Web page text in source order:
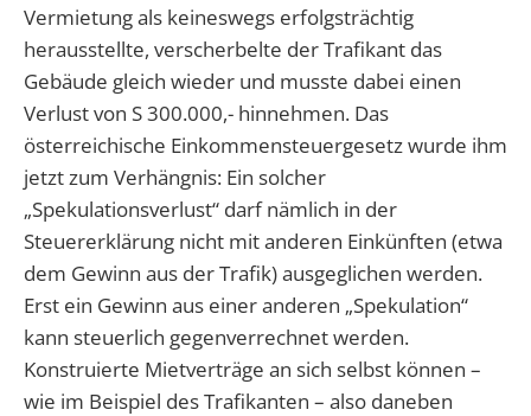
Vermietung als keineswegs erfolgsträchtig
herausstellte, verscherbelte der Trafikant das
Gebäude gleich wieder und musste dabei einen
Verlust von S 300.000,- hinnehmen. Das
österreichische Einkommensteuergesetz wurde ihm
jetzt zum Verhängnis: Ein solcher
„Spekulationsverlust“ darf nämlich in der
Steuererklärung nicht mit anderen Einkünften (etwa
dem Gewinn aus der Trafik) ausgeglichen werden.
Erst ein Gewinn aus einer anderen „Spekulation“
kann steuerlich gegenverrechnet werden.
Konstruierte Mietverträge an sich selbst können –
wie im Beispiel des Trafikanten – also daneben